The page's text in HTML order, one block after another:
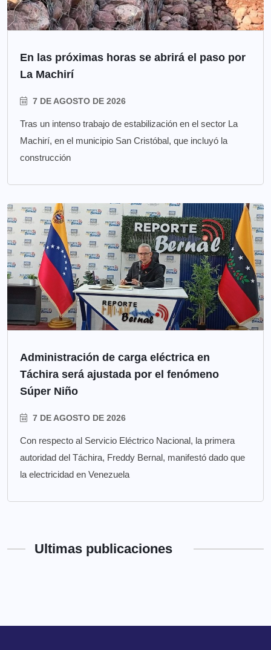
En las próximas horas se abrirá el paso por
La Machirí
7 DE AGOSTO DE 2026
Tras un intenso trabajo de estabilización en el sector La
Machirí, en el municipio San Cristóbal, que incluyó la
construcción
Administración de carga eléctrica en
Táchira será ajustada por el fenómeno
Súper Niño
7 DE AGOSTO DE 2026
Con respecto al Servicio Eléctrico Nacional, la primera
autoridad del Táchira, Freddy Bernal, manifestó dado que
la electricidad en Venezuela
Ultimas publicaciones